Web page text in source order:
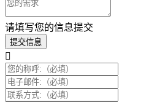
请填写您的信息提交
提交信息